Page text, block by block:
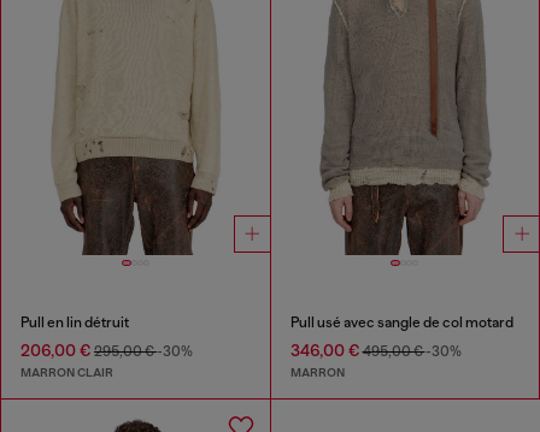
Pull en lin détruit
206,00 € 295,00 €-30%
MARRON CLAIR
Pull usé avec sangle de col motard
346,00 €495,00 €-30%
MARRON